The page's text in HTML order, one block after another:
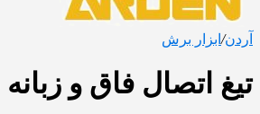
آردن/ ابزار برش
تیغ اتصال فاق و زبانه